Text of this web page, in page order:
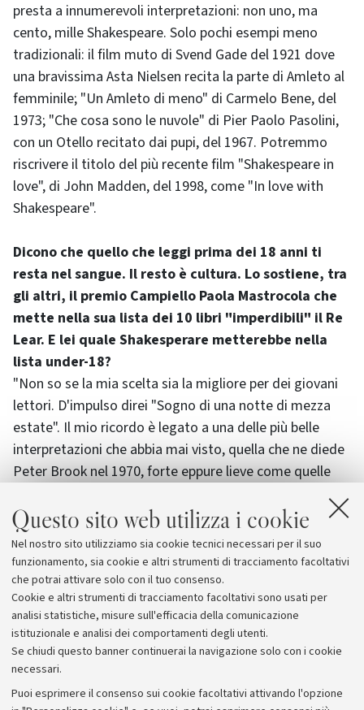
Questo sito web utilizza i cookie
Nel nostro sito utilizziamo sia cookie tecnici necessari per il suo
funzionamento, sia cookie e altri strumenti di tracciamento facoltativi
che potrai attivare solo con il tuo consenso.
Cookie e altri strumenti di tracciamento facoltativi sono usati per
analisi statistiche, misure sull'efficacia della comunicazione
istituzionale e analisi dei comportamenti degli utenti.
Se chiudi questo banner continuerai la navigazione solo con i cookie
necessari.
Puoi esprimere il consenso sui cookie facoltativi attivando l'opzione
presta a innumerevoli interpretazioni: non uno, ma
cento, mille Shakespeare. Solo pochi esempi meno
tradizionali: il film muto di Svend Gade del 1921 dove
una bravissima Asta Nielsen recita la parte di Amleto al
femminile; "Un Amleto di meno" di Carmelo Bene, del
1973; "Che cosa sono le nuvole" di Pier Paolo Pasolini,
con un Otello recitato dai pupi, del 1967. Potremmo
riscrivere il titolo del più recente film "Shakespeare in
love", di John Madden, del 1998, come "In love with
Shakespeare".
Dicono che quello che leggi prima dei 18 anni ti
resta nel sangue. Il resto è cultura. Lo sostiene, tra
gli altri, il premio Campiello Paola Mastrocola che
mette nella sua lista dei 10 libri "imperdibili" il Re
Lear. E lei quale Shakesperare metterebbe nella
lista under-18?
"Non so se la mia scelta sia la migliore per dei giovani
lettori. D'impulso direi "Sogno di una notte di mezza
estate". Il mio ricordo è legato a una delle più belle
interpretazioni che abbia mai visto, quella che ne diede
Peter Brook nel 1970, forte eppure lieve come quelle
altalene che si libravano sul palcoscenico. Ma vi si può
trovare anche una delle più belle definizioni del potere
della creazione poetica che Shakespeare (forse
involontariamente) ci ha lasciato:"la penna del
poeta....dà a un nulla evanescente la dimora e il nome".
Archivio